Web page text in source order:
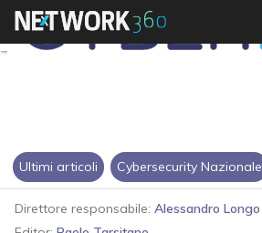
Ultimi articoli Cybersecurity Nazionale
Direttore responsabile: Alessandro Longo